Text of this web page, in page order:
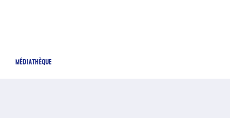
MÉDIATHÈQUE